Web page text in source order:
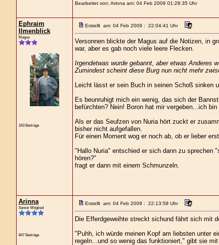
Bearbeitet von: Arinna am: 04 Feb 2009 01:28:35 Uhr
Ephraim
Ilmenblick
Magus
163 Beiträge
Erstellt am: 04 Feb 2009 : 22:04:41 Uhr
Versonnen blickte der Magus auf die Notizen, in
war, aber es gab noch viele leere Flecken.
Irgendetwas wurde gebannt, aber etwas Anderes
Zumindest scheint diese Burg nun nicht mehr
Leicht lässt er sein Buch in seinen Schoß sinken
Es beunruhigt mich ein wenig, das sich der
befürchten? Nein! Boron hat mir vergeben...ich
Als er das Seufzen von Nuria hört zuckt er
bisher nicht aufgefallen.
Für einen Moment wog er noch ab, ob er lieber
"Hallo Nuria" entschied er sich dann zu sprechen
hören?"
fragt er dann mit einem Schmunzeln.
Arinna
Senior Mitglied
847 Beiträge
Erstellt am: 04 Feb 2009 : 22:13:58 Uhr
Die Efferdgeweihte streckt sichund fährt sich mit
"Puhh, ich würde meinen Kopf am liebsten unter
regeln...und so wenig das funktioniert," gibt sie